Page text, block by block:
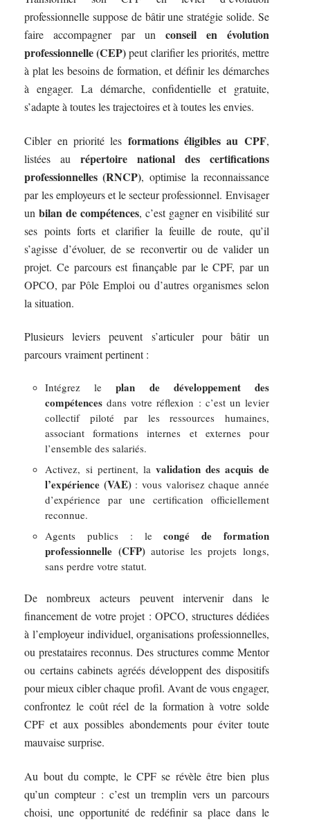
professionnelle suppose de bâtir une stratégie solide. Se
faire accompagner par un conseil en évolution
professionnelle (CEP)peut clarifier les priorités, mettre
à plat les besoins de formation, et définir les démarches
à engager. La démarche, confidentielle et gratuite,
s’adapte à toutes les trajectoires et à toutes les envies.
Cibler en priorité les formations éligibles au CPF,
listées aurépertoire national des certifications
professionnelles (RNCP), optimise la reconnaissance
par les employeurs et le secteur professionnel. Envisager
unbilan de compétences, c’est gagner en visibilité sur
ses points forts et clarifier la feuille de route, qu’il
s’agisse d’évoluer, de se reconvertir ou de valider un
projet. Ce parcours est finançable par le CPF, par un
OPCO, par Pôle Emploi ou d’autres organismes selon
la situation.
Plusieurs leviers peuvent s’articuler pour bâtir un
parcours vraiment pertinent :
Intégrez leplan de développement des
compétences dans votre réflexion : c’est un levier
collectif piloté par les ressources humaines,
associant formations internes et externes pour
l’ensemble des salariés.
Activez, si pertinent, lavalidation des acquis de
l’expérience (VAE): vous valorisez chaque année
d’expérience par une certification officiellement
reconnue.
Agents publics : lecongé de formation
professionnelle (CFP)autorise les projets longs,
sans perdre votre statut.
De nombreux acteurs peuvent intervenir dans le
financement de votre projet : OPCO, structures dédiées
à l’employeur individuel, organisations professionnelles,
ou prestataires reconnus. Des structures comme Mentor
ou certains cabinets agréés développent des dispositifs
pour mieux cibler chaque profil. Avant de vous engager,
confrontez le coût réel de la formation à votre solde
CPF et aux possibles abondements pour éviter toute
mauvaise surprise.
Au bout du compte, le CPF se révèle être bien plus
qu’un compteur : c’est un tremplin vers un parcours
choisi, une opportunité de redéfinir sa place dans le